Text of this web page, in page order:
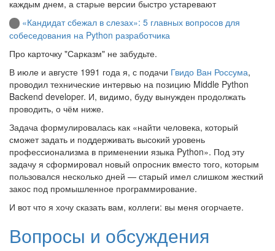
каждым днем, а старые версии быстро устаревают
«Кандидат сбежал в слезах»: 5 главных вопросов для
собеседования на Python разработчика
Про карточку "Сарказм" не забудьте.
В июле и августе 1991 года я, с подачи Гвидо Ван Россума,
проводил технические интервью на позицию Middle Python
Backend developer. И, видимо, буду вынужден продолжать
проводить, о чём ниже.
Задача формулировалась как «найти человека, который
сможет задать и поддерживать высокий уровень
профессионализма в применении языка Python». Под эту
задачу я сформировал новый опросник вместо того, которым
пользовался несколько дней — старый имел слишком жесткий
закос под промышленное программирование.
И вот что я хочу сказать вам, коллеги: вы меня огорчаете.
Вопросы и обсуждения